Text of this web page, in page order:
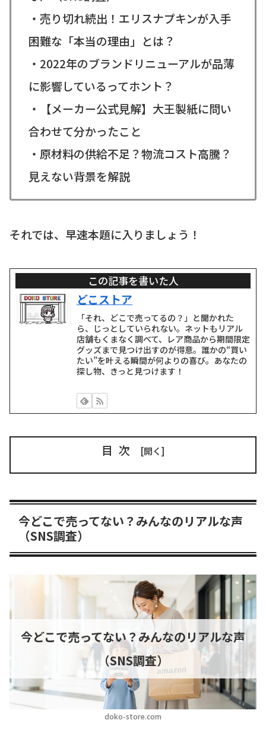
・売り切れ続出！エリスナプキンが入手
困難な「本当の理由」とは？
・2022年のブランドリニューアルが品薄
に影響しているってホント？
・【メーカー公式見解】大王製紙に問い
合わせて分かったこと
・原材料の供給不足？物流コスト高騰？
見えない背景を解説
それでは、早速本題に入りましょう！
この記事を書いた人
どこストア
「それ、どこで売ってるの？」と聞かれた
ら、じっとしていられない。ネットもリアル
店舗もくまなく調べて、レア商品から期間限定
グッズまで見つけ出すのが得意。誰かの“買い
たい”を叶える瞬間が何よりの喜び。あなたの
探し物、きっと見つけます！
目次
今どこで売ってない？みんなのリアルな声
（SNS調査）
doko-store.com
今どこで売ってない？みんなのリアルな声
（SNS調査）